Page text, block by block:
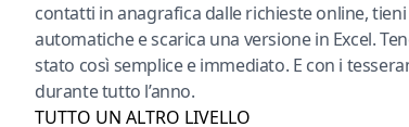
contatti in anagrafica dalle richieste online,
automatiche e scarica una versione in Excel.
stato così semplice e immediato. E con i
durante tutto l’anno.
TUTTO UN ALTRO LIVELLO